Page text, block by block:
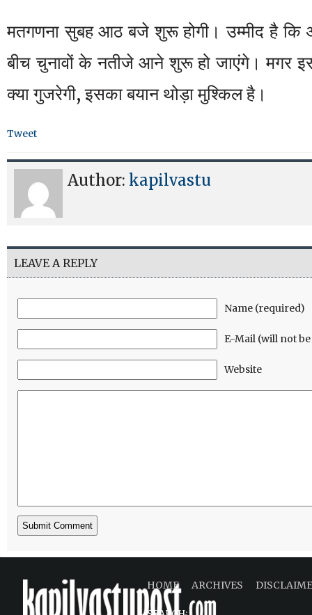
मतगणना सुबह आठ बजे शुरू होगी। उम्मीद है कि
बीच चुनावों के नतीजे आने शुरू हो जाएंगे। मगर इस
क्या गुजरेगी, इसका बयान थोड़ा मुश्किल है।
Tweet
Author: kapilvastu
LEAVE A REPLY
Name (required)
E-Mail (will not
Website
HOME ARCHIVES